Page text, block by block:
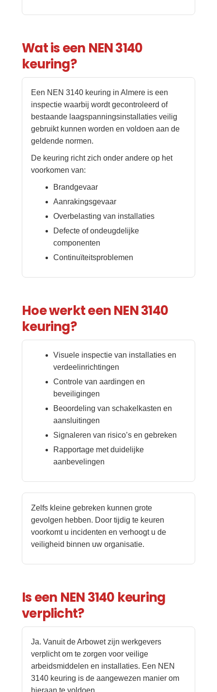
Wat is een NEN 3140
keuring?
Een NEN 3140 keuring in Almere is een
inspectie waarbij wordt gecontroleerd of
bestaande laagspanningsinstallaties veilig
gebruikt kunnen worden en voldoen aan de
geldende normen.
De keuring richt zich onder andere op het
voorkomen van:
Brandgevaar
Aanrakingsgevaar
Overbelasting van installaties
Defecte of ondeugdelijke
componenten
Continuïteitsproblemen
Hoe werkt een NEN 3140
keuring?
Visuele inspectie van installaties en
verdeelinrichtingen
Controle van aardingen en
beveiligingen
Beoordeling van schakelkasten en
aansluitingen
Signaleren van risico’s en gebreken
Rapportage met duidelijke
aanbevelingen
Zelfs kleine gebreken kunnen grote
gevolgen hebben. Door tijdig te keuren
voorkomt u incidenten en verhoogt u de
veiligheid binnen uw organisatie.
Is een NEN 3140 keuring
verplicht?
Ja. Vanuit de Arbowet zijn werkgevers
verplicht om te zorgen voor veilige
arbeidsmiddelen en installaties. Een NEN
3140 keuring is de aangewezen manier om